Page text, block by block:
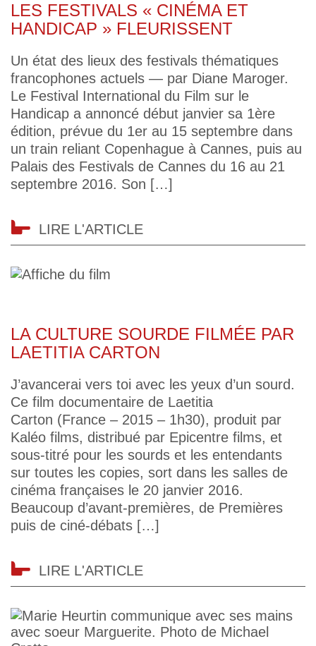
LES FESTIVALS « CINÉMA ET
HANDICAP » FLEURISSENT
Un état des lieux des festivals thématiques
francophones actuels — par Diane Maroger.
Le Festival International du Film sur le
Handicap a annoncé début janvier sa 1ère
édition, prévue du 1er au 15 septembre dans
un train reliant Copenhague à Cannes, puis au
Palais des Festivals de Cannes du 16 au 21
septembre 2016. Son […]
LIRE L'ARTICLE
LA CULTURE SOURDE FILMÉE PAR
LAETITIA CARTON
J’avancerai vers toi avec les yeux d’un sourd.
Ce film documentaire de Laetitia
Carton (France – 2015 – 1h30), produit par
Kaléo films, distribué par Epicentre films, et
sous-titré pour les sourds et les entendants
sur toutes les copies, sort dans les salles de
cinéma françaises le 20 janvier 2016.
Beaucoup d’avant-premières, de Premières
puis de ciné-débats […]
LIRE L'ARTICLE